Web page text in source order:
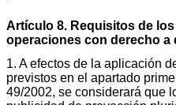
Artículo 8. Requisitos de
operaciones con derecho
1. A efectos de la aplicación
previstos en el apartado
49/2002, se considerará que